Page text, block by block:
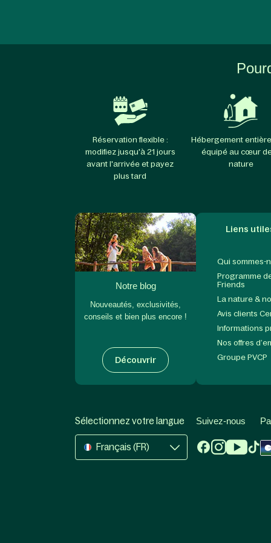
Réservation flexible :
modifiez jusqu'à 21 jours
avant l'arrivée et payez
plus tard
Hébergement
équipé au cœur
nature
Notre blog
Nouveautés, exclusivités,
conseils et bien plus encore !
Découvrir
Liens
Qui sommes-
Programme
Friends
La nature &
Avis clients
Informations
Nos offres
Groupe PVCP
Sélectionnez votre langue
Français (FR)
Suivez-nous